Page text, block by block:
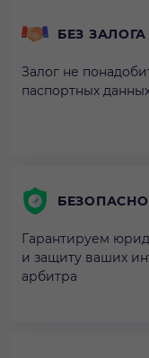
БЕЗ ЗАЛОГА
Залог не
паспортных
БЕЗОПАСНО
Гарантируем
и защиту ваших
арбитра